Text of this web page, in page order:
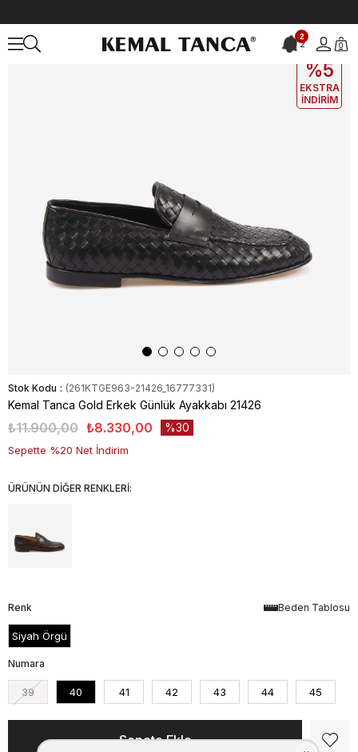
2
2 0
EKLE5
%5
EKSTRA
İNDİRİM
Stok Kodu (261KTGE963-21426_16777331)
Kemal Tanca Gold Erkek Günlük Ayakkabı 21426
₺11.900,00 ₺8.330,00 30
Sepette %20 Net İndirim
ÜRÜNÜN DİĞER RENKLERİ:
Beden Tablosu
Renk
Siyah Örgü
Numara
39 40 41 42 43 44 45